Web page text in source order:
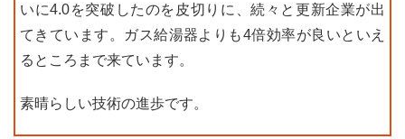
いに4.0を突破したのを皮切りに、続々と更新企業が出
てきています。ガス給湯器よりも4倍効率が良いといえ
るところまで来ています。
素晴らしい技術の進歩です。